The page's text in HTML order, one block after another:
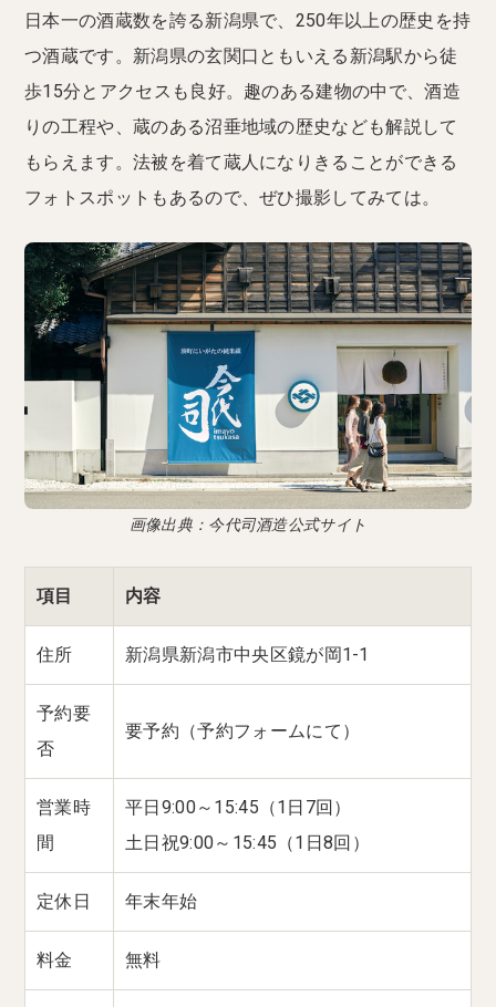
日本一の酒蔵数を誇る新潟県で、250年以上の歴史を持
つ酒蔵です。新潟県の玄関口ともいえる新潟駅から徒
歩15分とアクセスも良好。趣のある建物の中で、酒造
りの工程や、蔵のある沼垂地域の歴史なども解説して
もらえます。法被を着て蔵人になりきることができる
フォトスポットもあるので、ぜひ撮影してみては。
画像出典：今代司酒造公式サイト
項目 内容
住所 新潟県新潟市中央区鏡が岡1-1
予約要
否
要予約（予約フォームにて）
営業時
間
平日9:00～15:45（1日7回）
土日祝9:00～15:45（1日8回）
定休日 年末年始
料金 無料